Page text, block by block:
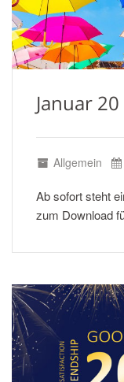
Januar
Allgemein
Ab sofort steht
zum Download